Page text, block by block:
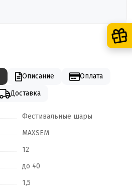
Описание
Оплата
Доставка
Фестивальные шары
MAXSEM
12
до 40
1,5